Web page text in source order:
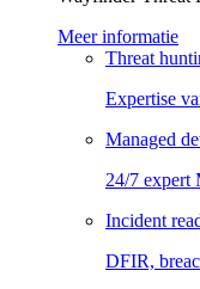
Meer informatie
Threat
Expertise
Managed
24/7 expert
Incident
DFIR,